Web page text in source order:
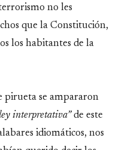
no les
que la Constitución,
los habitantes de la
pirueta se ampararon
interpretativa”de este
idiomáticos, nos